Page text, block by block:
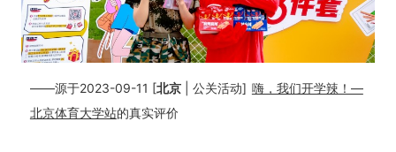
——源于2023-09-11 [北京| 公关活动] 嗨，我们开学辣！—
北京体育大学站的真实评价